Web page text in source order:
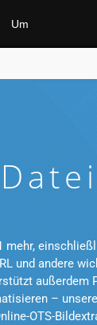
Um
und andere
außerdem
–
OTS-